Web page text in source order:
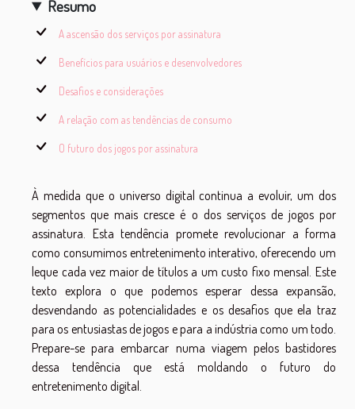
Resumo
A ascensão dos serviços por assinatura
Benefícios para usuários e desenvolvedores
Desafios e considerações
A relação com as tendências de consumo
O futuro dos jogos por assinatura
À medida que o universo digital continua a evoluir, um dos
segmentos que mais cresce é o dos serviços de jogos por
assinatura. Esta tendência promete revolucionar a forma
como consumimos entretenimento interativo, oferecendo um
leque cada vez maior de títulos a um custo fixo mensal. Este
texto explora o que podemos esperar dessa expansão,
desvendando as potencialidades e os desafios que ela traz
para os entusiastas de jogos e para a indústria como um todo.
Prepare-se para embarcar numa viagem pelos bastidores
dessa tendência que está moldando o futuro do
entretenimento digital.